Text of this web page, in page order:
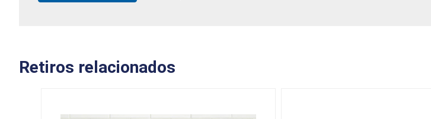
Retiros relacionados